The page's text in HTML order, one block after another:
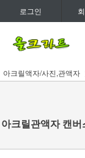
로그인
아크릴액자/사진,관액자
아크릴관액자 캔